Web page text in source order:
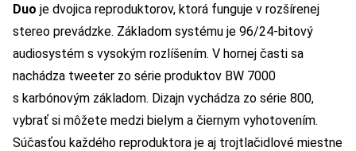
Duo je dvojica reproduktorov, ktorá funguje v rozšírenej
stereo prevádzke. Základom systému je 96/24-bitový
audiosystém s vysokým rozlíšením. V hornej časti sa
nachádza tweeter zo série produktov BW 7000
s karbónovým základom. Dizajn vychádza zo série 800,
vybrať si môžete medzi bielym a čiernym vyhotovením.
Súčasťou každého reproduktora je aj trojtlačidlové miestne